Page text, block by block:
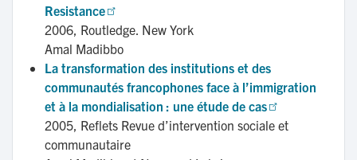
Resistance
2006, Routledge. New York
Amal Madibbo
La transformation des institutions et des
communautés francophones face à l’immigration
et à la mondialisation : une étude de cas
2005, Reflets Revue d’intervention sociale et
communautaire